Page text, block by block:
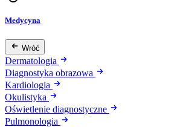
Medycyna
Wróć
Dermatologia
Diagnostyka obrazowa
Kardiologia
Okulistyka
Oświetlenie diagnostyczne
Pulmonologia